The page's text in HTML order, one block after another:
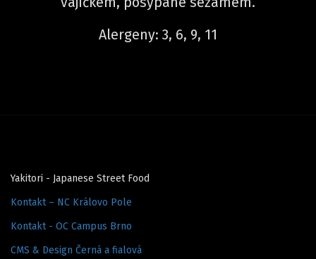
Alergeny: 3, 6, 9, 11
Yakitori - Japanese Street Food
Kontakt – NC Královo Pole
Kontakt - OC Campus Brno
CMS & Design Černá a fialová